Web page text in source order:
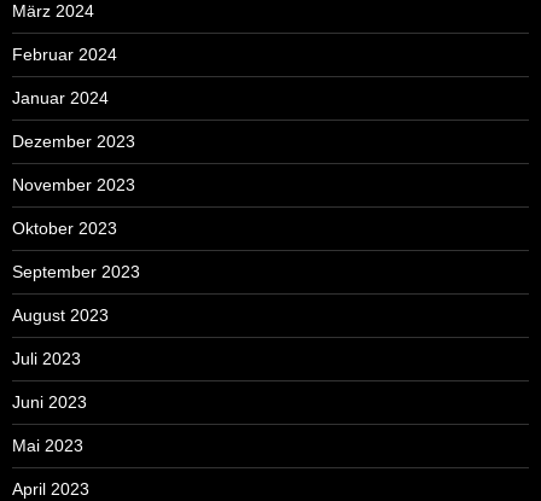
März 2024
Februar 2024
Januar 2024
Dezember 2023
November 2023
Oktober 2023
September 2023
August 2023
Juli 2023
Juni 2023
Mai 2023
April 2023